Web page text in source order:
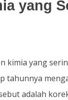
yang
kimia yang
tahunnya
adalah